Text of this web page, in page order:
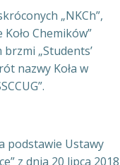
„NKCh”,
Chemików”
„Students’
nazwy Koła w
podstawie Ustawy
z dnia 20 lipca 2018